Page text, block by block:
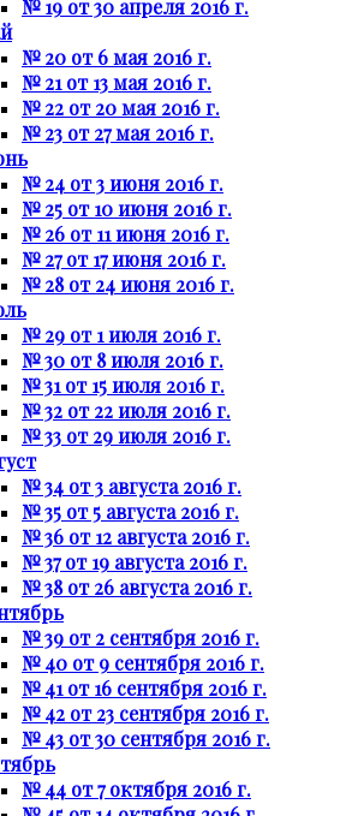
№ 19 от 30 апреля 2016 г.
№ 20 от 6 мая 2016 г.
№ 21 от 13 мая 2016 г.
№ 22 от 20 мая 2016 г.
№ 23 от 27 мая 2016 г.
№ 24 от 3 июня 2016 г.
№ 25 от 10 июня 2016 г.
№ 26 от 11 июня 2016 г.
№ 27 от 17 июня 2016 г.
№ 28 от 24 июня 2016 г.
№ 29 от 1 июля 2016 г.
№ 30 от 8 июля 2016 г.
№ 31 от 15 июля 2016 г.
№ 32 от 22 июля 2016 г.
№ 33 от 29 июля 2016 г.
№ 34 от 3 августа 2016 г.
№ 35 от 5 августа 2016 г.
№ 36 от 12 августа 2016 г.
№ 37 от 19 августа 2016 г.
№ 38 от 26 августа 2016 г.
№ 39 от 2 сентября 2016 г.
№ 40 от 9 сентября 2016 г.
№ 41 от 16 сентября 2016 г.
№ 42 от 23 сентября 2016 г.
№ 43 от 30 сентября 2016 г.
№ 44 от 7 октября 2016 г.